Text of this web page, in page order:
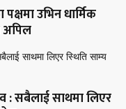
पक्षमा उभिन धार्मिक
: सबैलाई साथमा लिएर